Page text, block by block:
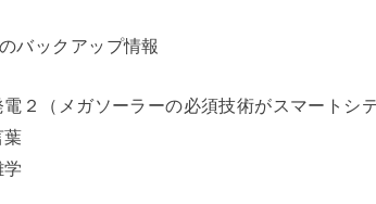
バックアップ情報
２（メガソーラーの必須技術がスマートシ